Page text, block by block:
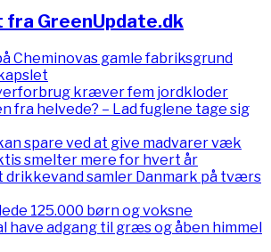
fra GreenUpdate.dk
Cheminovas gamle fabriksgrund
kræver fem jordkloder
fra helvede? – Lad fuglene tage sig
spare ved at give madvarer væk
smelter mere for hvert år
drikkevand samler Danmark på tværs
125.000 børn og voksne
have adgang til græs og åben himmel